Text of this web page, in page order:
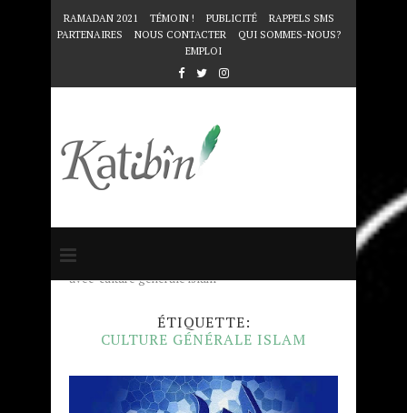
RAMADAN 2021 TÉMOIN ! PUBLICITÉ
RAPPELS SMS
PARTENAIRES
NOUS CONTACTER
QUI SOMMES-NOUS?
EMPLOI
Accueil
avec "culture générale islam"
ÉTIQUETTE:
CULTURE GÉNÉRALE ISLAM